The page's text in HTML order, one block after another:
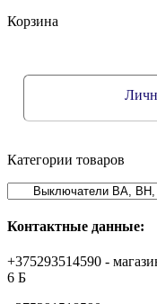
Корзина
Категории товаров
Контактные данные:
+375293514590 -
6 Б